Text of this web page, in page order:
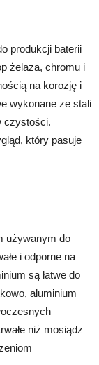
produkcji baterii
żelaza, chromu i
na korozję i
wykonane ze stali
czystości.
który pasuje
używanym do
i odporne na
są łatwe do
aluminium
niż mosiądz